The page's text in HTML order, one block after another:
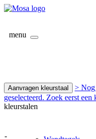
menu
Aanvragen kleurstaal
> Nog
geselecteerd. Zoek eerst een
kleurstalen
-